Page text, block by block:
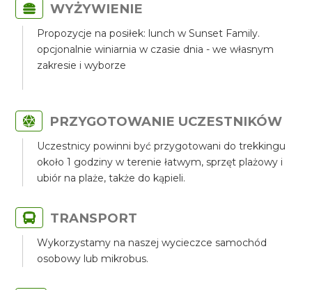
WYŻYWIENIE
Propozycje na posiłek: lunch w Sunset Family.
opcjonalnie winiarnia w czasie dnia - we własnym
zakresie i wyborze
PRZYGOTOWANIE UCZESTNIKÓW
Uczestnicy powinni być przygotowani do trekkingu
około 1 godziny w terenie łatwym, sprzęt plażowy i
ubiór na plaże, także do kąpieli.
TRANSPORT
Wykorzystamy na naszej wycieczce samochód
osobowy lub mikrobus.